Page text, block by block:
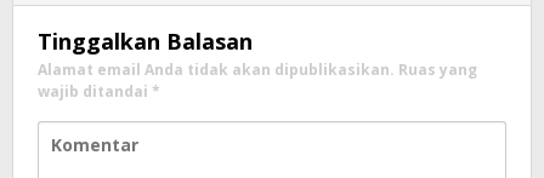
Tinggalkan Balasan
Alamat email Anda tidak akan dipublikasikan. Ruas yang
wajib ditandai *